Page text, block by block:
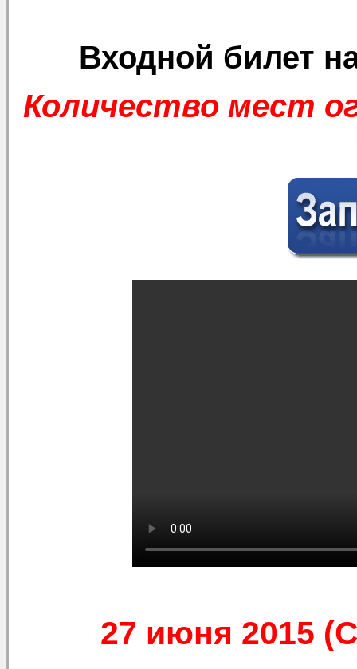
Входной билет
Количество мест
27 июня 2015